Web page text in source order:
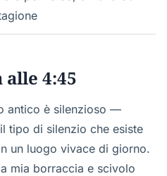
alle 4:45
antico è silenzioso —
tipo di silenzio che esiste
un luogo vivace di giorno.
mia borraccia e scivolo